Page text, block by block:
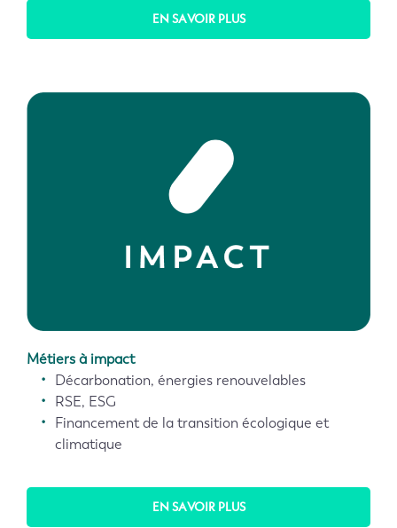
EN SAVOIR PLUS
Métiers à impact
Décarbonation, énergies renouvelables
RSE, ESG
Financement de la transition écologique et
climatique
EN SAVOIR PLUS